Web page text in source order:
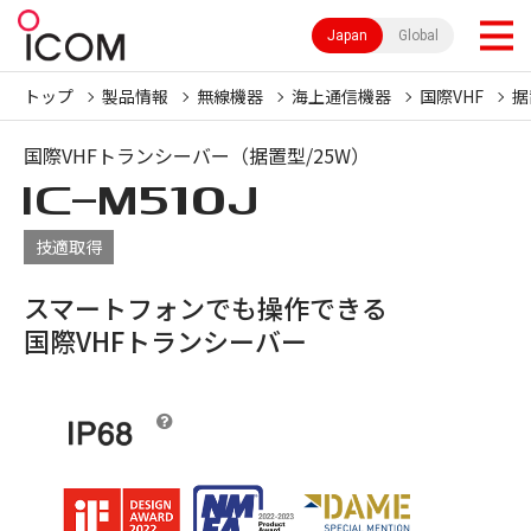
Japan Global
トップ 製品情報 無線機器 海上通信機器 国際VHF
国際VHFトランシーバー（据置型/25W）
IC-M510J
技適取得
スマートフォンでも操作できる
国際VHFトランシーバー